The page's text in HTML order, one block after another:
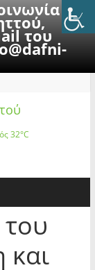
με
του
32°C
και